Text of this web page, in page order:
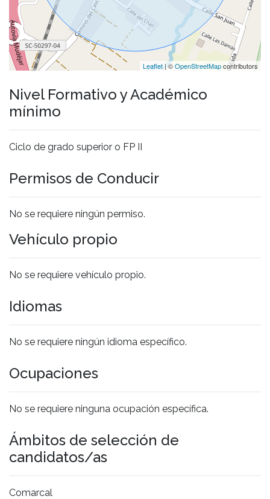
Leaflet | ©OpenStreetMapcontributors
Nivel Formativo y Académico
mínimo
Ciclo de grado superior o FP II
Permisos de Conducir
No se requiere ningún permiso.
Vehículo propio
No se requiere vehículo propio.
Idiomas
No se requiere ningún idioma específico.
Ocupaciones
No se requiere ninguna ocupación específica.
Ámbitos de selección de
candidatos/as
Comarcal